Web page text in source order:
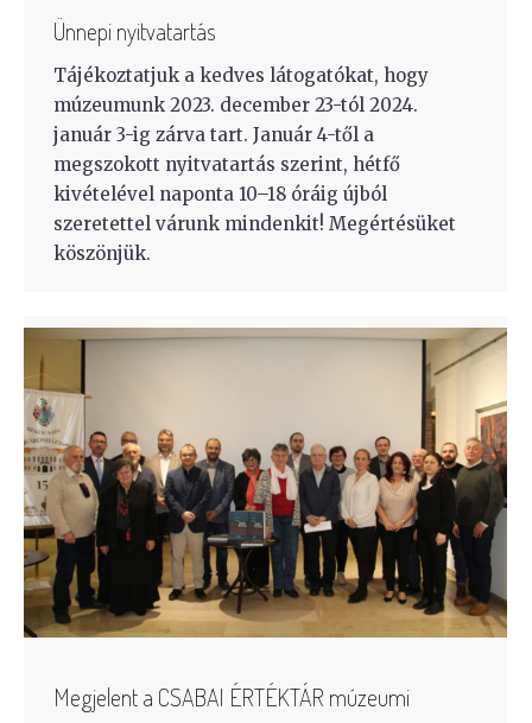
Ünnepi nyitvatartás
Tájékoztatjuk a kedves látogatókat, hogy
múzeumunk 2023. december 23-tól 2024.
január 3-ig zárva tart. Január 4-től a
megszokott nyitvatartás szerint, hétfő
kivételével naponta 10–18 óráig újból
szeretettel várunk mindenkit! Megértésüket
köszönjük.
Megjelent a CSABAI ÉRTÉKTÁR múzeumi